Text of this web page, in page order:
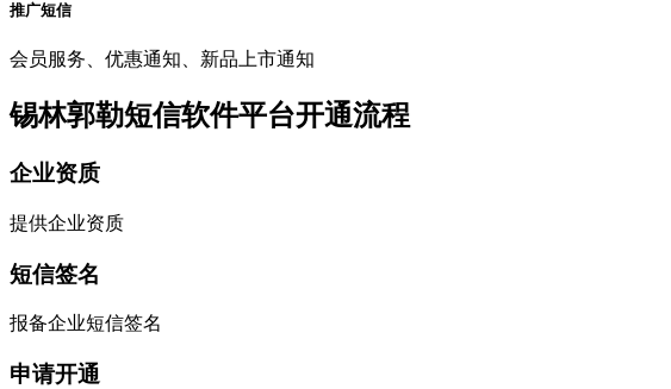
推广短信
会员服务、优惠通知、新品上市通知
锡林郭勒短信软件平台开通流程
企业资质
提供企业资质
短信签名
报备企业短信签名
申请开通